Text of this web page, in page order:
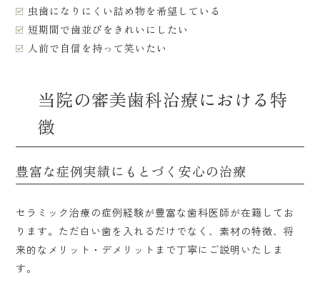
虫歯になりにくい詰め物を希望している
短期間で歯並びをきれいにしたい
人前で自信を持って笑いたい
当院の審美歯科治療における特
徴
豊富な症例実績にもとづく安心の治療
セラミック治療の症例経験が豊富な歯科医師が在籍してお
ります。ただ白い歯を入れるだけでなく、素材の特徴、将
来的なメリット・デメリットまで丁寧にご説明いたしま
す。